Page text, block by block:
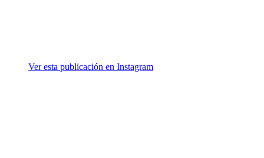
Ver esta publicación en Instagram